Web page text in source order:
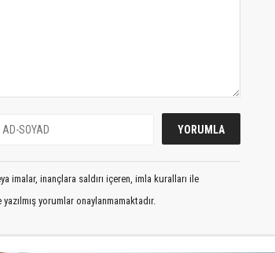
imalar, inançlara saldırı içeren, imla kuralları ile
yorumlar onaylanmamaktadır.